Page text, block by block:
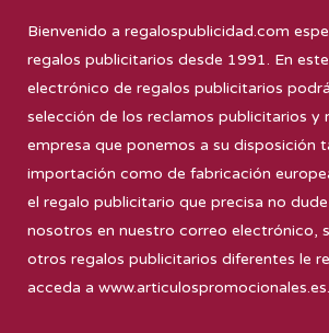
Bienvenido a regalospublicidad.com
regalos publicitarios desde 1991. En
electrónico de regalos publicitarios
selección de los reclamos publicitarios y
empresa que ponemos a su disposición
importación como de fabricación
el regalo publicitario que precisa no
nosotros en nuestro correo electrónico,
otros regalos publicitarios diferentes le
acceda a www.articulospromocionales.es.